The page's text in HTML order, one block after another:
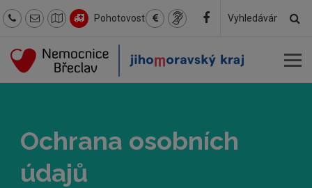
Pohotovost
Hledaný
Ochrana osobních
údajů